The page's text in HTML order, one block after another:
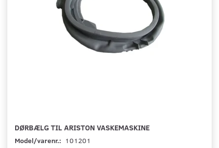
DØRBÆLG TIL ARISTON VASKEMASKINE
Model/varenr.: 101201